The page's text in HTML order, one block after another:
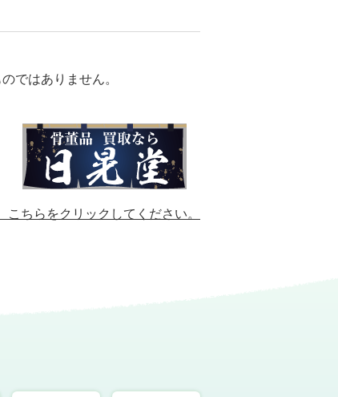
ではありません。
こちらをクリックしてください。